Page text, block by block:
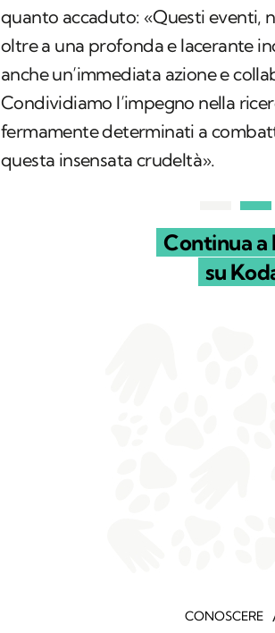
quanto accaduto: «Questi eventi,
oltre a una profonda e lacerante
anche un’immediata azione e
Condividiamo l’impegno nella
fermamente determinati a
questa insensata crudeltà».
Continua a
su
CONOSCERE